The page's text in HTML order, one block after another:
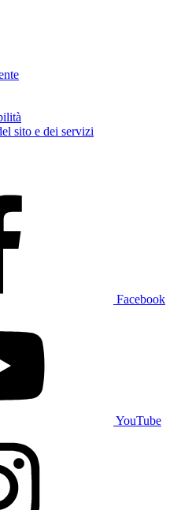
sito e dei servizi
Facebook
YouTube